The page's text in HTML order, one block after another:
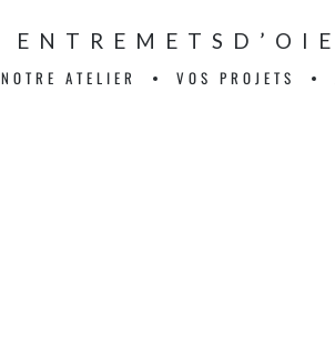
NOTRE ATELIER VOS PROJETS
ENTREMETSD’OIE